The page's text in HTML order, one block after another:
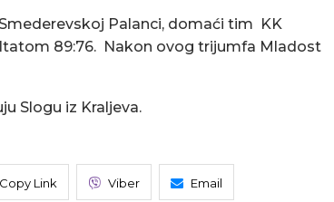
Smederevskoj Palanci, domaći tim KK
89:76. Nakon ovog trijumfa Mladost
Slogu iz Kraljeva.
Copy Link Viber Email